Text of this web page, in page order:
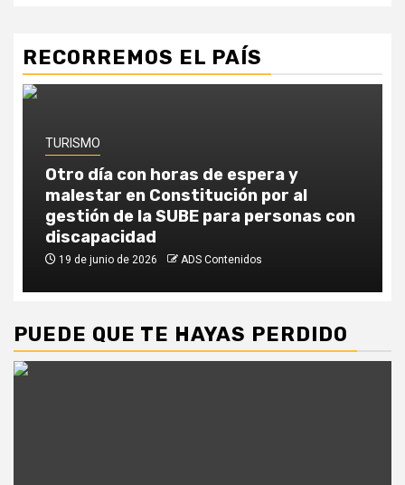
RECORREMOS EL PAÍS
TURISMO
Otro día con horas de espera y
malestar en Constitución por al
gestión de la SUBE para personas con
discapacidad
19 de junio de 2026 ADS Contenidos
PUEDE QUE TE HAYAS PERDIDO